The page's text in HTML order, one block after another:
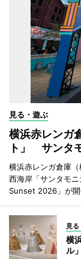
見る・遊ぶ
横浜赤レンガ
ト」 サンタ
横浜赤レンガ倉庫
西海岸「サンタモ
Sunset 2026」が開
見
横
ル